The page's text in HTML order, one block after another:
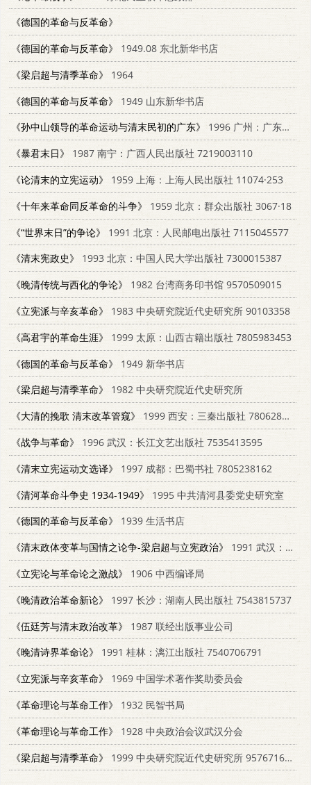
《德国的革命与反革命》
《德国的革命与反革命》
1949.08 东北新华书店
《梁启超与清季革命》
1964
《德国的革命与反革命》 1949 山东新华书店
《孙中山领导的革命运动与清末民初的广东》
1996 广州：广东人民出版社 7218022715
《暴君末日》
1987 南宁：广西人民出版社 7219003110
《论清末的立宪运动》
1959 上海：上海人民出版社 11074·253
《十年来革命同反革命的斗争》
1959 北京：群众出版社 3067·18
《“世界末日”的争论》
1991 北京：人民邮电出版社 7115045577
《清末宪政史》
1993 北京：中国人民大学出版社 7300015387
《晚清传统与西化的争论》
1982 台湾商务印书馆 9570509015
《立宪派与辛亥革命》
1983 中央研究院近代史研究所 90103358
《高君宇的革命生涯》
1999 太原：山西古籍出版社 7805983453
《德国的革命与反革命》
1949 新华书店
《梁启超与清季革命》
1982 中央研究院近代史研究所
《大清的挽歌 清末改革管窥》
1999 西安：三秦出版社 780628348X
《战争与革命》
1996 武汉：长江文艺出版社 7535413595
《清末立宪运动文选译》
1997 成都：巴蜀书社 7805238162
《清河革命斗争史 1934-1949》
1995 中共清河县委党史研究室
《德国的革命与反革命》
1939 生活书店
《清末政体变革与国情之论争-梁启超与立宪政治》
1991 武汉：华中师范大学出版社 7562206708
《立宪论与革命论之激战》
1906 中西编译局
《晚清政治革命新论》
1997 长沙：湖南人民出版社 7543815737
《伍廷芳与清末政治改革》
1987 联经出版事业公司
《晚清诗界革命论》
1991 桂林：漓江出版社 7540706791
《立宪派与辛亥革命》
1969 中国学术著作奖助委员会
《革命理论与革命工作》
1932 民智书局
《革命理论与革命工作》
1928 中央政治会议武汉分会
《梁启超与清季革命》
1999 中央研究院近代史研究所 9576716489